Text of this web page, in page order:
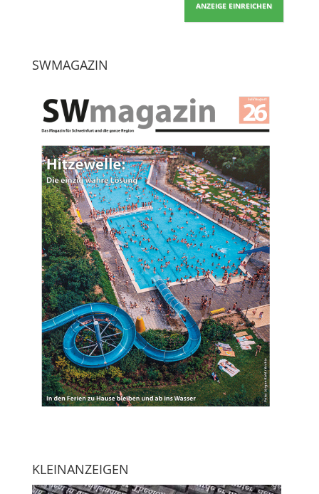
ANZEIGE EINREICHEN
SWMAGAZIN
KLEINANZEIGEN